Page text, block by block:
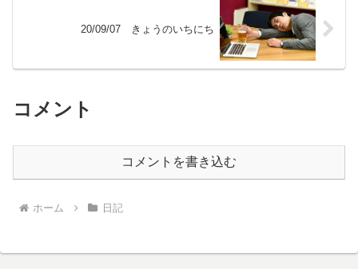
20/09/07 きょうのいちにち
コメント
コメントを書き込む
ホーム 日記